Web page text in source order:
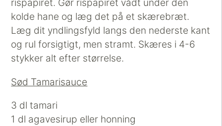
rispapiret. Gør rispapiret vådt under den
kolde hane og læg det på et skærebræt.
Læg dit yndlingsfyld langs den nederste kant
og rul forsigtigt, men stramt. Skæres i 4-6
stykker alt efter størrelse.
Sød Tamarisauce
3 dl tamari
1 dl agavesirup eller honning